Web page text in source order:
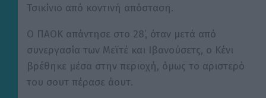
Τσικίνιο από κοντινή απόσταση.
Ο ΠΑΟΚ απάντησε στο 28’, όταν μετά από
συνεργασία των Μεϊτέ και Ιβανούσετς, ο Κένι
βρέθηκε μέσα στην περιοχή, όμως το αριστερό
του σουτ πέρασε άουτ.